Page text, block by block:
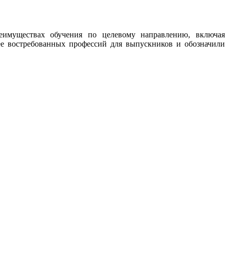
обучения по целевому направлению, включая
востребованных профессий для выпускников и обозначили